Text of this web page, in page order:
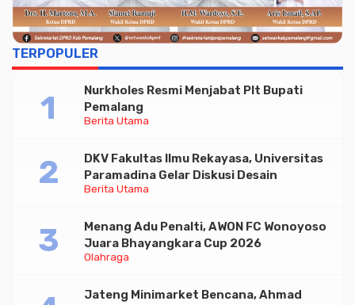
TERPOPULER
Berita Utama
Nurkholes Resmi Menjabat Plt Bupati
Pemalang
Berita Utama
DKV Fakultas Ilmu Rekayasa, Universitas
Paramadina Gelar Diskusi Desain
Olahraga
Menang Adu Penalti, AWON FC Wonoyoso
Juara Bhayangkara Cup 2026
Jateng Minimarket Bencana, Ahmad